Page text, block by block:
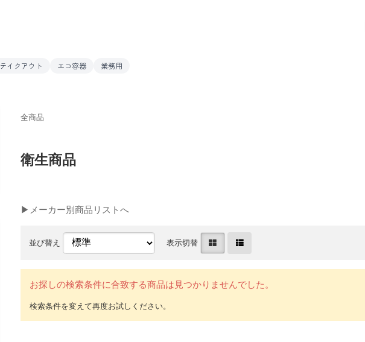
テイクアウト エコ容器 業務用
全商品
衛生商品
▶メーカー別商品リストへ
並び替え 表示切替
お探しの検索条件に合致する商品は見つかりませんでした。